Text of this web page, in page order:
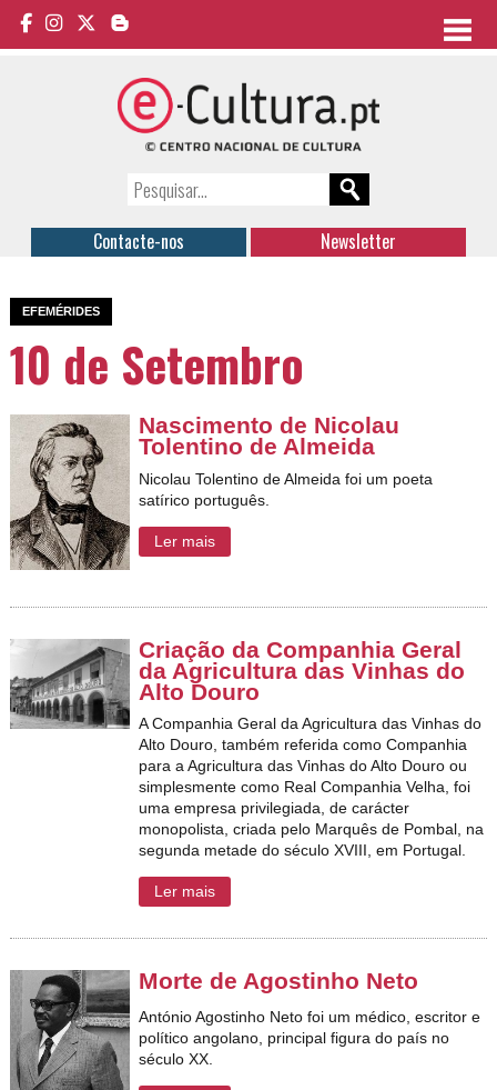
Contacte-nos Newsletter
EFEMÉRIDES
10 de Setembro
Nascimento de Nicolau
Tolentino de Almeida
Nicolau Tolentino de Almeida foi um poeta
satírico português.
Ler mais
Criação da Companhia Geral
da Agricultura das Vinhas do
Alto Douro
A Companhia Geral da Agricultura das Vinhas do
Alto Douro, também referida como Companhia
para a Agricultura das Vinhas do Alto Douro ou
simplesmente como Real Companhia Velha, foi
uma empresa privilegiada, de carácter
monopolista, criada pelo Marquês de Pombal, na
segunda metade do século XVIII, em Portugal.
Ler mais
Morte de Agostinho Neto
António Agostinho Neto foi um médico, escritor e
político angolano, principal figura do país no
século XX.